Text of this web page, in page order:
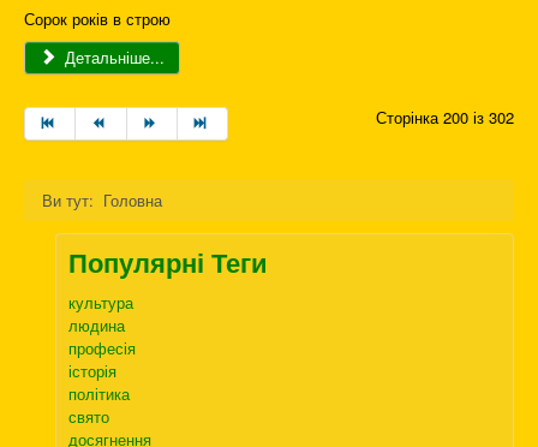
Сорок років в строю
Детальніше...
Сторінка 200 із 302
Ви тут: Головна
Популярні Теги
культура
людина
професія
історія
політика
свято
досягнення